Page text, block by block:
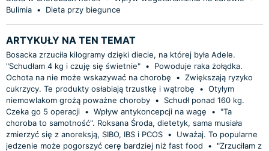
Bulimia • Dieta przy biegunce
ARTYKUŁY NA TEN TEMAT
Bosacka zrzuciła kilogramy dzięki diecie, na której była Adele.
"Schudłam 4 kg i czuję się świetnie" •
Powoduje raka żołądka.
Ochota na nie może wskazywać na chorobę
• Zwiększają ryzyko
cukrzycy. Te produkty osłabiają trzustkę i wątrobę
• Otyłym
niemowlakom grożą poważne choroby •
Schudł ponad 160 kg.
Czeka go 5 operacji • Wpływ antykoncepcji na wagę •
"Ta
choroba to samotność". Roksana Środa, dietetyk, sama musiała
zmierzyć się z anoreksją, SIBO, IBS i PCOS •
Uważaj. To popularne
jedzenie może pogorszyć cerę bardziej niż fast food
•
"Zrzuciłam z